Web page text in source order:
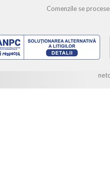
Comenzile se